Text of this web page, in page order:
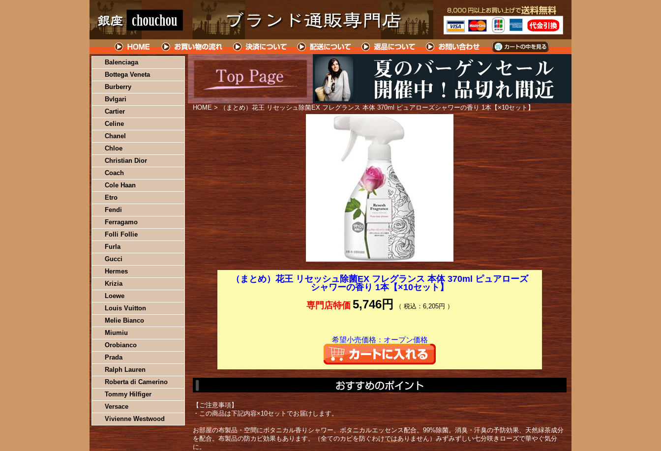
Balenciaga
Bottega Veneta
Burberry
Bvlgari
Cartier
Celine
Chanel
Chloe
Christian Dior
Coach
Cole Haan
Etro
Fendi
Ferragamo
Folli Follie
Furla
Gucci
Hermes
Krizia
Loewe
Louis Vuitton
Melie Bianco
Miumiu
Orobianco
Prada
Ralph Lauren
Roberta di Camerino
Tommy Hilfiger
Versace
Vivienne Westwood
HOME > （まとめ）花王 リセッシュ除菌EX フレグランス 本体 370ml ピュアローズシャワーの香り 1本【×10セット】
（まとめ）花王 リセッシュ除菌EX フレグランス 本体 370ml ピュアローズ
シャワーの香り 1本【×10セット】
専門店特価 5,746円 （ 税込：6,205円 ）
希望小売価格：オープン価格
【ご注意事項】
・この商品は下記内容×10セットでお届けします。
お部屋の布製品・空間にボタニカル香りシャワー、ボタニカルエッセンス配合。99%除菌。消臭・汗臭の予防効果、天然緑茶成分
を配合。布製品の防カビ効果もあります。（全てのカビを防ぐわけではありません）みずみずしい七分咲きローズで華やぐ気分
に。